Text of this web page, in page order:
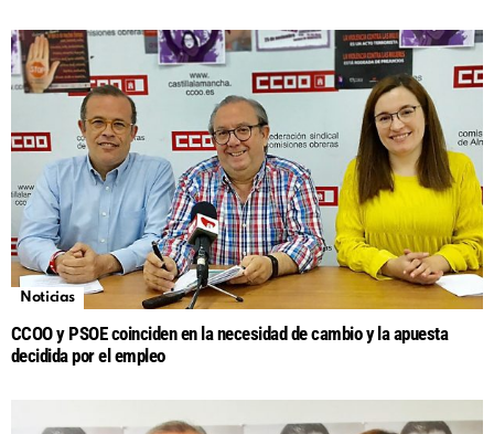
Noticias
CCOO y PSOE coinciden en la necesidad de cambio y la apuesta
decidida por el empleo